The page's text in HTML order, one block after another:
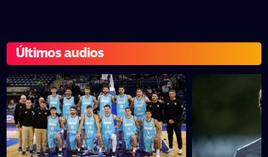
Últimos audios